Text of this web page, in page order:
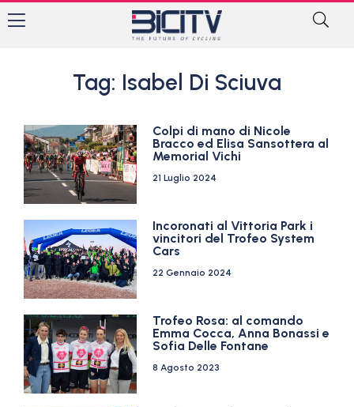
Tag: Isabel Di Sciuva
Colpi di mano di Nicole
Bracco ed Elisa Sansottera al
Memorial Vichi
21 Luglio 2024
Incoronati al Vittoria Park i
vincitori del Trofeo System
Cars
22 Gennaio 2024
Trofeo Rosa: al comando
Emma Cocca, Anna Bonassi e
Sofia Delle Fontane
8 Agosto 2023